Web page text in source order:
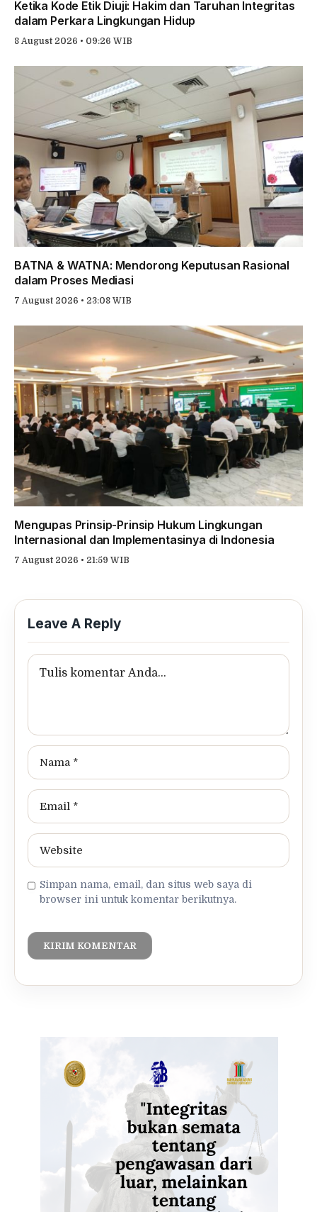
Ketika Kode Etik Diuji: Hakim dan Taruhan Integritas
dalam Perkara Lingkungan Hidup
8 August 2026 • 09:26 WIB
BATNA & WATNA: Mendorong Keputusan Rasional
dalam Proses Mediasi
7 August 2026 • 23:08 WIB
Mengupas Prinsip-Prinsip Hukum Lingkungan
Internasional dan Implementasinya di Indonesia
7 August 2026 • 21:59 WIB
Leave A Reply
Simpan nama, email, dan situs web saya di
browser ini untuk komentar berikutnya.